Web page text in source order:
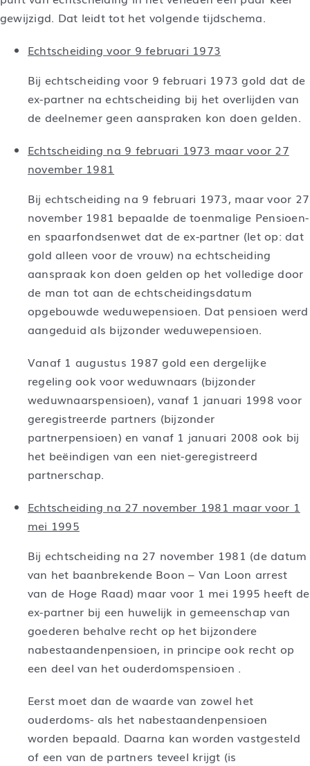
gewijzigd. Dat leidt tot het volgende tijdschema.
Echtscheiding voor 9 februari 1973
Bij echtscheiding voor 9 februari 1973 gold dat de
ex-partner na echtscheiding bij het overlijden van
de deelnemer geen aanspraken kon doen gelden.
Echtscheiding na 9 februari 1973 maar voor 27
november 1981
Bij echtscheiding na 9 februari 1973, maar voor 27
november 1981 bepaalde de toenmalige Pensioen-
en spaarfondsenwet dat de ex-partner (let op: dat
gold alleen voor de vrouw) na echtscheiding
aanspraak kon doen gelden op het volledige door
de man tot aan de echtscheidingsdatum
opgebouwde weduwepensioen. Dat pensioen werd
aangeduid als bijzonder weduwepensioen.
Vanaf 1 augustus 1987 gold een dergelijke
regeling ook voor weduwnaars (bijzonder
weduwnaarspensioen), vanaf 1 januari 1998 voor
geregistreerde partners (bijzonder
partnerpensioen) en vanaf 1 januari 2008 ook bij
het beëindigen van een niet-geregistreerd
partnerschap.
Echtscheiding na 27 november 1981 maar voor 1
mei 1995
Bij echtscheiding na 27 november 1981 (de datum
van het baanbrekende Boon – Van Loon arrest
van de Hoge Raad) maar voor 1 mei 1995 heeft de
ex-partner bij een huwelijk in gemeenschap van
goederen behalve recht op het bijzondere
nabestaandenpensioen, in principe ook recht op
een deel van het ouderdomspensioen .
Eerst moet dan de waarde van zowel het
ouderdoms- als het nabestaandenpensioen
worden bepaald. Daarna kan worden vastgesteld
of een van de partners teveel krijgt (is